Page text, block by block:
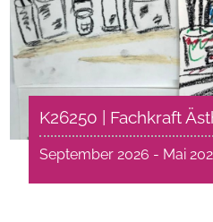
K26250 | Fachkraft
September 2026 - Mai